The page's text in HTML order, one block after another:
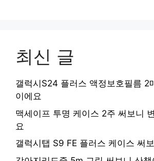
최신 글
갤럭시S24 플러스 액정보호필름 2
이에요
맥세이프 투명 케이스 2주 써보니
요
갤럭시탭 S9 FE 플러스 케이스 써